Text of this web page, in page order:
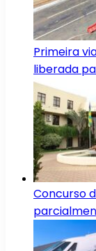
Primeira
liberada
Concurso